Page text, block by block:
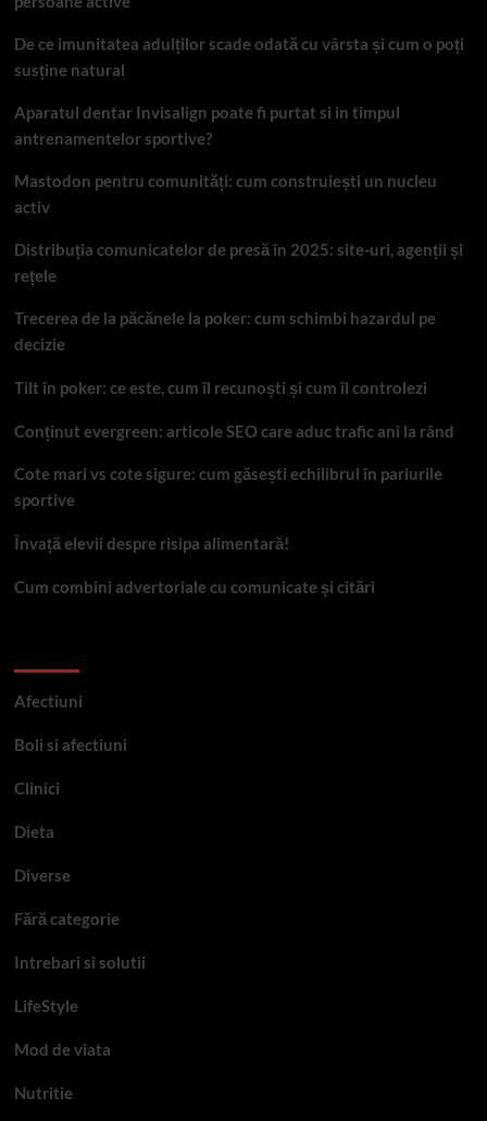
De ce imunitatea adulților scade odată cu vârsta și cum o poți
susține natural
Aparatul dentar Invisalign poate fi purtat si in timpul
antrenamentelor sportive?
Mastodon pentru comunități: cum construiești un nucleu
activ
Distribuția comunicatelor de presă în 2025: site-uri, agenții și
rețele
Trecerea de la păcănele la poker: cum schimbi hazardul pe
decizie
Tilt în poker: ce este, cum îl recunoști și cum îl controlezi
Conținut evergreen: articole SEO care aduc trafic ani la rând
Cote mari vs cote sigure: cum găsești echilibrul în pariurile
sportive
Învață elevii despre risipa alimentară!
Cum combini advertoriale cu comunicate și citări
Afectiuni
Boli si afectiuni
Clinici
Dieta
Diverse
Fără categorie
Intrebari si solutii
LifeStyle
Mod de viata
Nutritie